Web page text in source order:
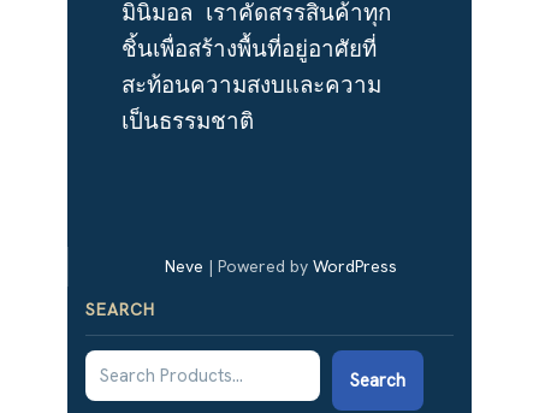
มินิมอล เราคัดสรรสินค้าทุก
ชิ้นเพื่อสร้างพื้นที่อยู่อาศัยที่
สะท้อนความสงบและความ
เป็นธรรมชาติ
Neve | Powered by WordPress
SEARCH
Search